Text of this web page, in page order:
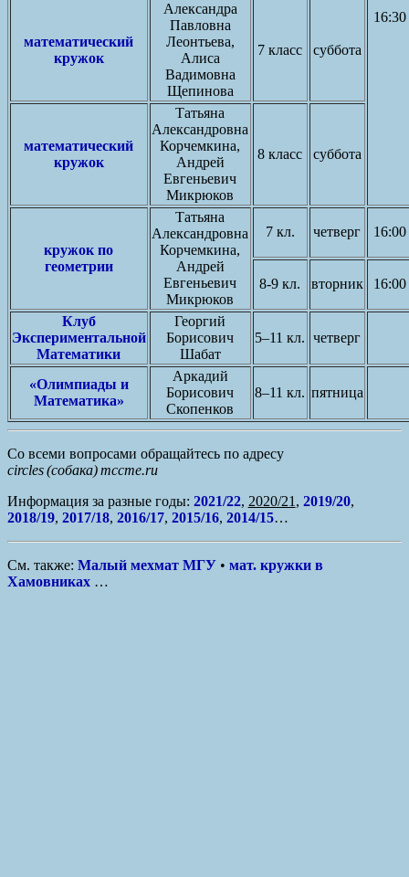
16:30
математический
кружок
Александра
Павловна
Леонтьева,
Алиса
Вадимовна
Щепинова
7 класс суббота
математический
кружок
Татьяна
Александровна
Корчемкина,
Андрей
Евгеньевич
Микрюков
8 класс суббота
кружок по
геометрии
Татьяна
Александровна
Корчемкина,
Андрей
Евгеньевич
Микрюков
7 кл. четверг 16:00
8-9 кл. вторник 16:00
Клуб
Экспериментальной
Математики
Георгий
Борисович
Шабат
5–11 кл. четверг
«Олимпиады и
Математика»
Аркадий
Борисович
Скопенков
8–11 кл. пятница
Со всеми вопросами обращайтесь по адресу
circles (собака) mccme.ru
Информация за разные годы: 2021/22, 2020/21, 2019/20,
2018/19, 2017/18, 2016/17, 2015/16, 2014/15…
См. также: Малый мехмат МГУ• мат. кружки в
Хамовниках …